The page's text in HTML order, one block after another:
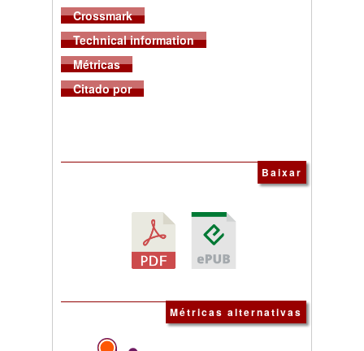
Crossmark
Technical information
Métricas
Citado por
Baixar
Métricas alternativas